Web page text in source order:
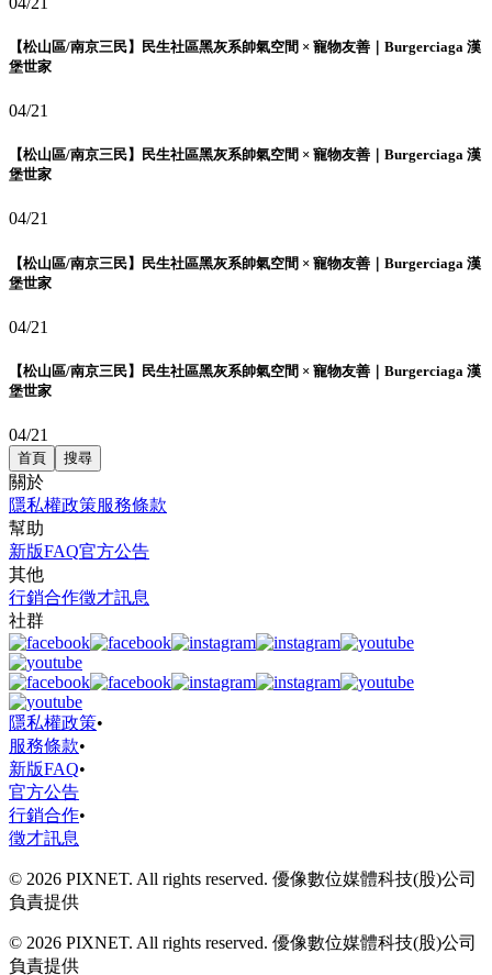
【松山區/南京三民】民生社區黑灰系帥氣空間 × 寵物友善｜Burgerciaga 漢
堡世家
04/21
【松山區/南京三民】民生社區黑灰系帥氣空間 × 寵物友善｜Burgerciaga 漢
堡世家
04/21
【松山區/南京三民】民生社區黑灰系帥氣空間 × 寵物友善｜Burgerciaga 漢
堡世家
04/21
【松山區/南京三民】民生社區黑灰系帥氣空間 × 寵物友善｜Burgerciaga 漢
堡世家
04/21
首頁 搜尋
關於
隱私權政策服務條款
幫助
新版FAQ官方公告
其他
行銷合作徵才訊息
社群
隱私權政策•
服務條款•
新版FAQ•
官方公告
行銷合作•
徵才訊息
© 2026 PIXNET. All rights reserved. 優像數位媒體科技(股)公司
負責提供
© 2026 PIXNET. All rights reserved. 優像數位媒體科技(股)公司
負責提供